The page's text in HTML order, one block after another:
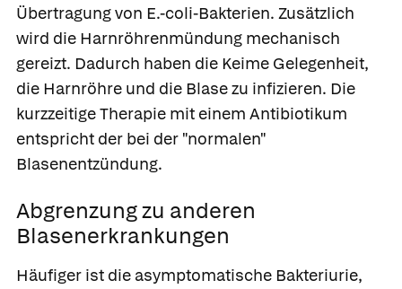
Übertragung von E.-coli-Bakterien. Zusätzlich
wird die Harnröhrenmündung mechanisch
gereizt. Dadurch haben die Keime Gelegenheit,
die Harnröhre und die Blase zu infizieren. Die
kurzzeitige Therapie mit einem Antibiotikum
entspricht der bei der "normalen"
Blasenentzündung.
Abgrenzung zu anderen
Blasenerkrankungen
Häufiger ist die asymptomatische Bakteriurie,